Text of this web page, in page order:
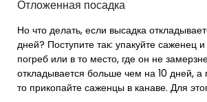
Отложенная посадка
Но что делать, если высадка
дней? Поступите так: упакуйте саженец
погреб или в то место, где он не
откладывается больше чем на 10 дней, а
то прикопайте саженцы в канаве. Для